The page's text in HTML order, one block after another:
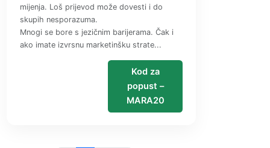
mijenja. Loš prijevod može dovesti i do
skupih nesporazuma.
Mnogi se bore s jezičnim barijerama. Čak i
ako imate izvrsnu marketinšku strate...
Kod za
popust –
MARA20